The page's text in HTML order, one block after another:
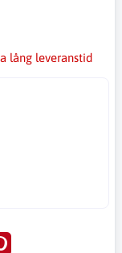
lång leveranstid